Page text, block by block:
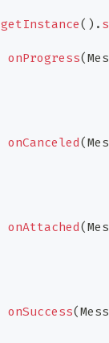
getInstance( ) .
onProgress(
onCanceled(
onAttached(
onSuccess(